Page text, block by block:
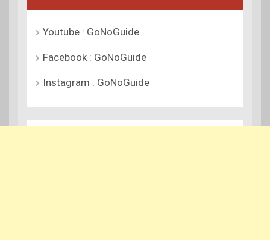
Youtube : GoNoGuide
Facebook : GoNoGuide
Instagram : GoNoGuide